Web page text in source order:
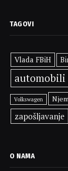
TAGOVI
Vlada FBiH
automobili
Volkswagen
zapošljavanje
O NAMA